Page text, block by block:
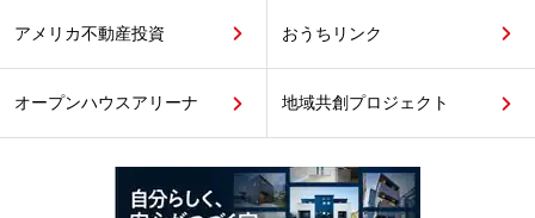
アメリカ不動産投資 おうちリンク
オープンハウスアリーナ 地域共創プロジェクト